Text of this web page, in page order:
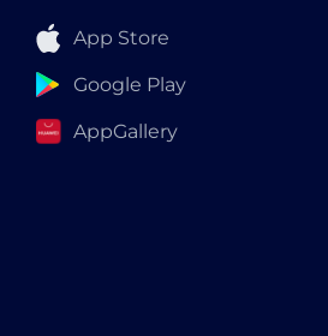
App Store
Google Play
AppGallery